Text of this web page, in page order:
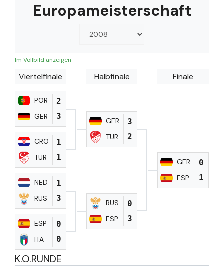
Europameisterschaft
Im Vollbild anzeigen
Viertelfinale
POR
GER
2
3
CRO
TUR
1
1
NED
RUS
1
3
ESP
ITA
0
0
Halbfinale
GER
TUR
3
2
RUS
ESP
0
3
Finale
GER
ESP
0
1
K.O.RUNDE